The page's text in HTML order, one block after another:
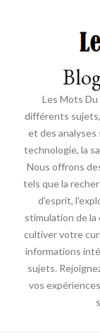
Les Mots
différents
et des analyses
technologie, la
Nous offrons
tels que la
d'esprit,
stimulation de
cultiver votre
informations
sujets.
vos